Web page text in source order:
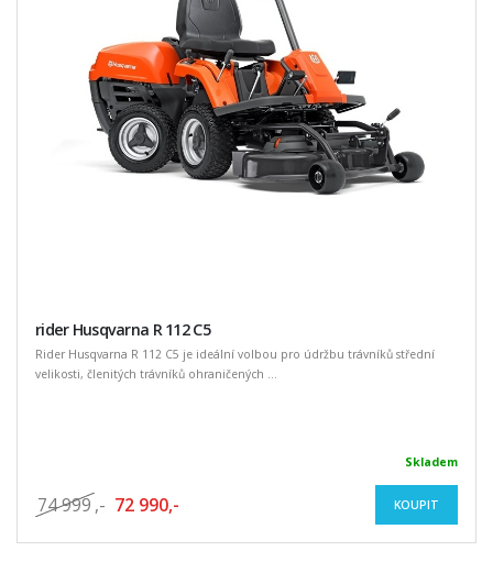
rider Husqvarna R 112 C5
Rider Husqvarna R 112 C5 je ideální volbou pro údržbu trávníků střední
velikosti, členitých trávníků ohraničených ...
Skladem
74 999 ,- 72 990,- KOUPIT